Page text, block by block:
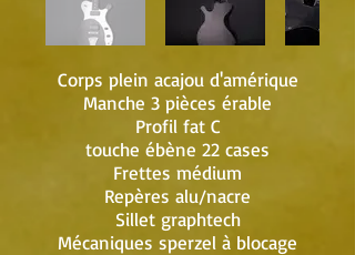
Corps plein acajou d'amérique
Manche 3 pièces érable
Profil fat C
touche ébène 22 cases
Frettes médium
Repères alu/nacre
Sillet graphtech
Mécaniques sperzel à blocage